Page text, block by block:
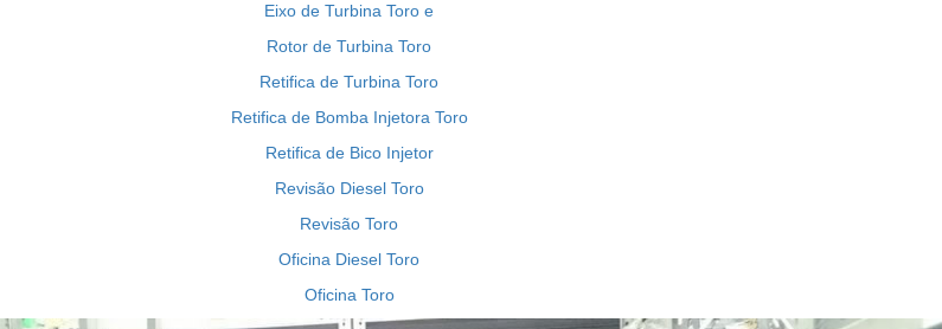
Eixo de Turbina Toro e
Rotor de Turbina Toro
Retifica de Turbina Toro
Retifica de Bomba Injetora Toro
Retifica de Bico Injetor
Revisão Diesel Toro
Revisão Toro
Oficina Diesel Toro
Oficina Toro